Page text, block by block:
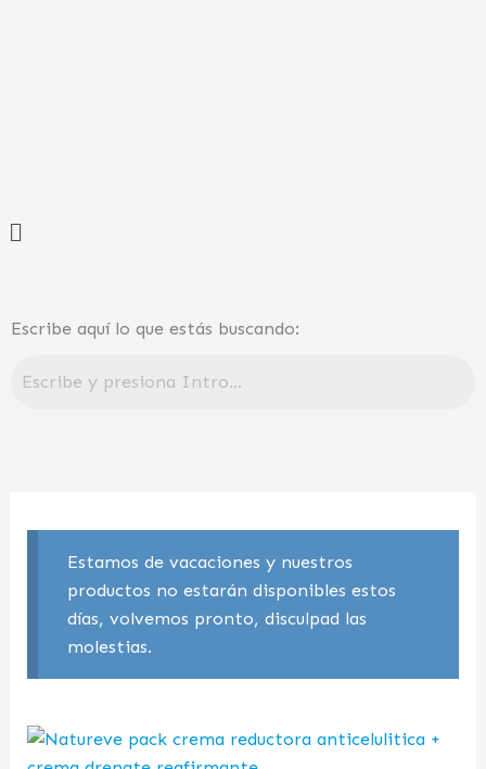
Menú
Escribe aquí lo que estás buscando:
Estamos de vacaciones y nuestros
productos no estarán disponibles estos
días, volvemos pronto, disculpad las
molestias.